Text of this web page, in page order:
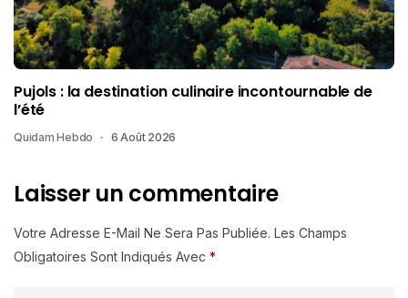
Pujols : la destination culinaire incontournable de
l’été
Quidam Hebdo 6 Août 2026
Laisser un commentaire
Votre Adresse E-Mail Ne Sera Pas Publiée. Les Champs
Obligatoires Sont Indiqués Avec *